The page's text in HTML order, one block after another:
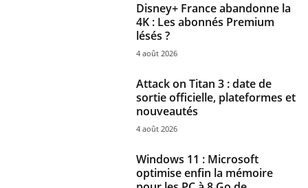
Disney+ France abandonne la
4K : Les abonnés Premium
lésés ?
4 août 2026
Attack on Titan 3 : date de
sortie officielle, plateformes et
nouveautés
4 août 2026
Windows 11 : Microsoft
optimise enfin la mémoire